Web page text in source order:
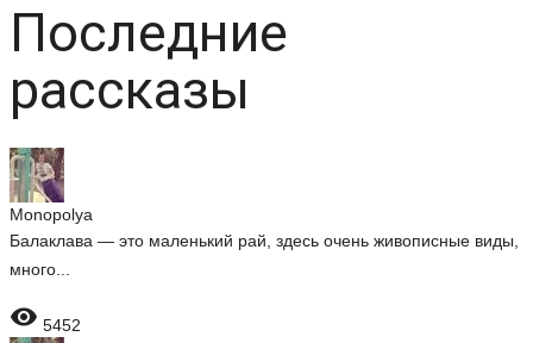
Последние
рассказы
Monopolya
Балаклава — это маленький рай, здесь очень живописные виды,
много...
 5452